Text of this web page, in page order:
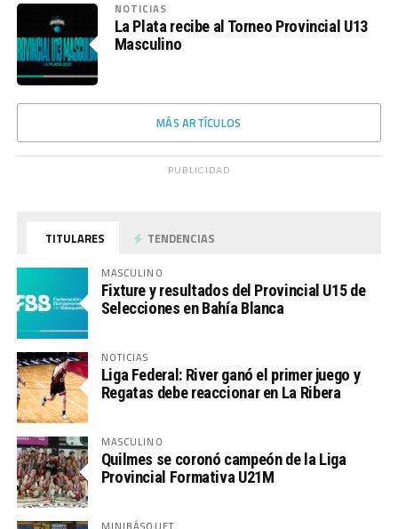
NOTICIAS
La Plata recibe al Torneo Provincial U13
Masculino
MÁS ARTÍCULOS
PUBLICIDAD
TITULARES TENDENCIAS
MASCULINO
Fixture y resultados del Provincial U15 de
Selecciones en Bahía Blanca
NOTICIAS
Liga Federal: River ganó el primer juego y
Regatas debe reaccionar en La Ribera
MASCULINO
Quilmes se coronó campeón de la Liga
Provincial Formativa U21M
MINIBÁSQUET